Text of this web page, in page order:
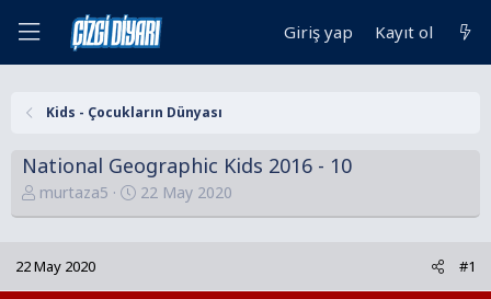
Giriş yap Kayıt ol
Kids - Çocukların Dünyası
National Geographic Kids 2016 - 10
K
o
u
y
murtaza5
B
a
a
22 May 2020
22 May 2020 #1